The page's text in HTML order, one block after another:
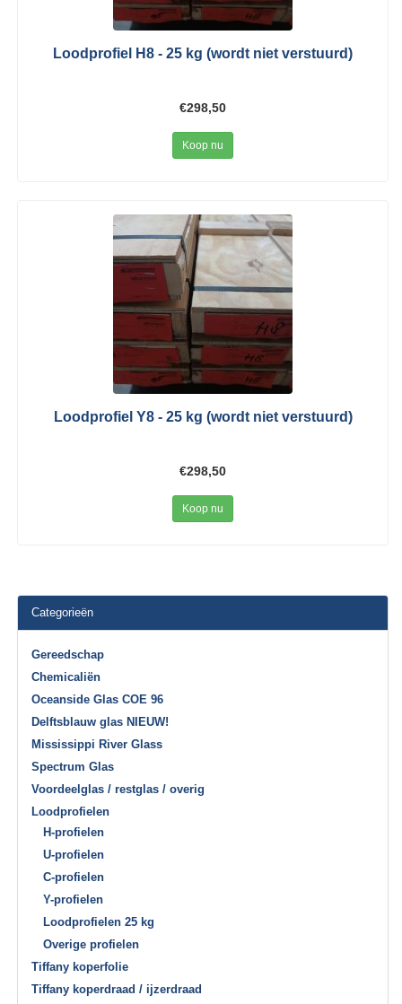
Loodprofiel H8 - 25 kg (wordt niet verstuurd)
€298,50
Koop nu
Loodprofiel Y8 - 25 kg (wordt niet verstuurd)
€298,50
Koop nu
Categorieën
Gereedschap
Chemicaliën
Oceanside Glas COE 96
Delftsblauw glas NIEUW!
Mississippi River Glass
Spectrum Glas
Voordeelglas / restglas / overig
Loodprofielen
H-profielen
U-profielen
C-profielen
Y-profielen
Loodprofielen 25 kg
Overige profielen
Tiffany koperfolie
Tiffany koperdraad / ijzerdraad